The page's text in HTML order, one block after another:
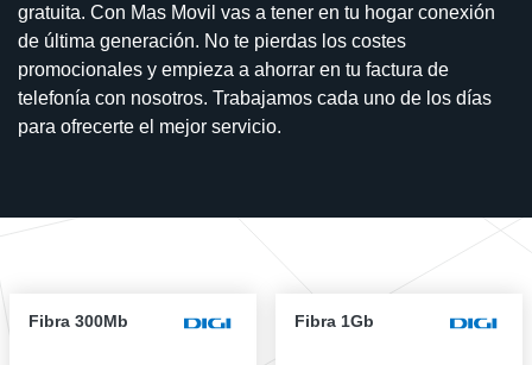
gratuita. Con Mas Movil vas a tener en tu hogar conexión
de última generación. No te pierdas los costes
promocionales y empieza a ahorrar en tu factura de
telefonía con nosotros. Trabajamos cada uno de los días
para ofrecerte el mejor servicio.
Fibra 300Mb Fibra 1Gb